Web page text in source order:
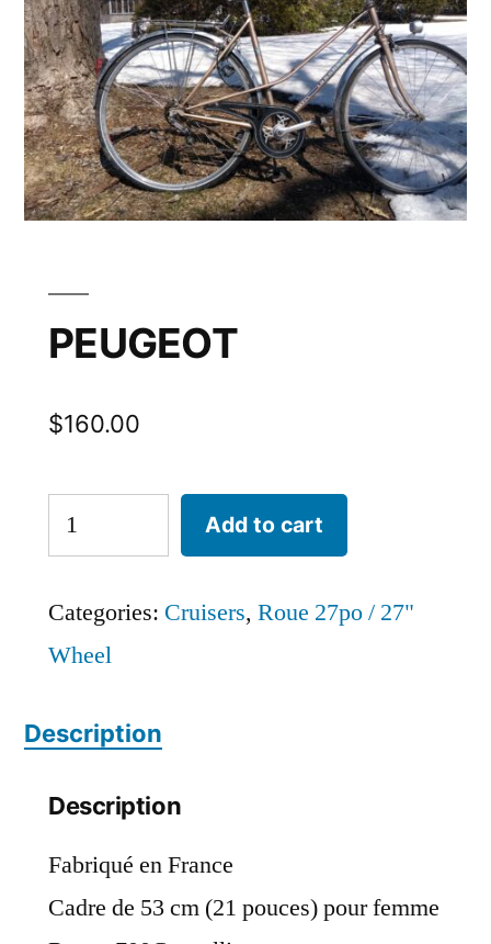
PEUGEOT
$160.00
PEUGEOT
quantity
Add to cart
Categories: Cruisers, Roue 27po / 27"
Wheel
Description
Description
Fabriqué en France
Cadre de 53 cm (21 pouces) pour femme